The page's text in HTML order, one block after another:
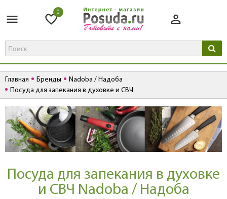
0
Главная Бренды
Nadoba / Надоба
Посуда для запекания в духовке и СВЧ
Посуда для запекания в духовке
и СВЧ Nadoba / Надоба